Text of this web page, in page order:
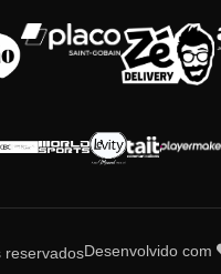
reservadosDesenvolvido com